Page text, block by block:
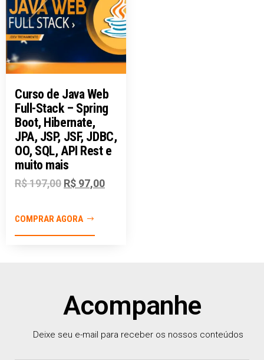
Curso de Java Web
Full-Stack – Spring
Boot, Hibernate,
JPA, JSP, JSF, JDBC,
OO, SQL, API Rest e
muito mais
R$197,00 R$ 97,00
COMPRAR AGORA
Acompanhe
Deixe seu e-mail para receber os nossos conteúdos